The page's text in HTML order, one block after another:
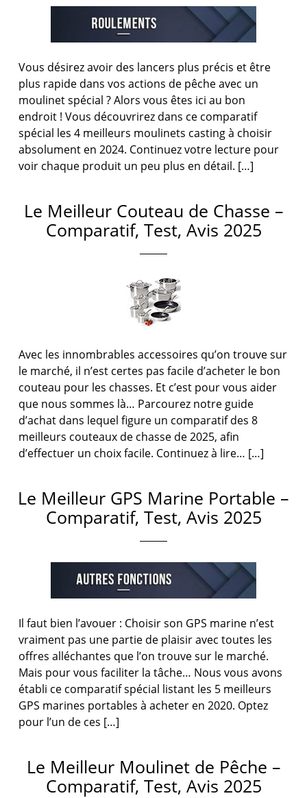
Vous désirez avoir des lancers plus précis et être
plus rapide dans vos actions de pêche avec un
moulinet spécial ? Alors vous êtes ici au bon
endroit ! Vous découvrirez dans ce comparatif
spécial les 4 meilleurs moulinets casting à choisir
absolument en 2024. Continuez votre lecture pour
voir chaque produit un peu plus en détail. […]
Le Meilleur Couteau de Chasse –
Comparatif, Test, Avis 2025
Avec les innombrables accessoires qu’on trouve sur
le marché, il n’est certes pas facile d’acheter le bon
couteau pour les chasses. Et c’est pour vous aider
que nous sommes là… Parcourez notre guide
d’achat dans lequel figure un comparatif des 8
meilleurs couteaux de chasse de 2025, afin
d’effectuer un choix facile. Continuez à lire… […]
Le Meilleur GPS Marine Portable –
Comparatif, Test, Avis 2025
Il faut bien l’avouer : Choisir son GPS marine n’est
vraiment pas une partie de plaisir avec toutes les
offres alléchantes que l’on trouve sur le marché.
Mais pour vous faciliter la tâche… Nous vous avons
établi ce comparatif spécial listant les 5 meilleurs
GPS marines portables à acheter en 2020. Optez
pour l’un de ces […]
Le Meilleur Moulinet de Pêche –
Comparatif, Test, Avis 2025